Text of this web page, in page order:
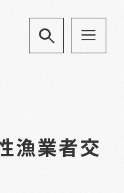
漁業者交